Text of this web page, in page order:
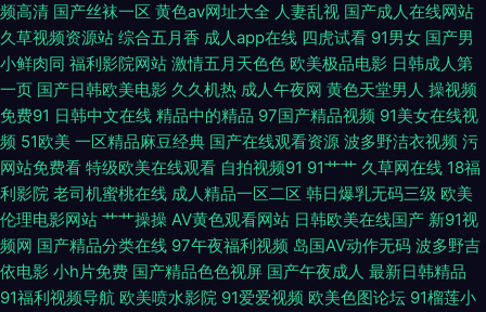
费版 第一福利网站 福利爱爱网站在线 91九色官网 一区日韩哟 aa操逼网 国
产黄色在线观看 精品欧美性爱一区国产 99爱草草草 不卡久久热 欧美色欲精
品一区二区 午夜福利98 精品国产日韩欧美久久 九九视频精品热播 青娱乐日
夜操 精品伦理 久久夜色精品 狼友自拍疯狂 欧美一区二区做爱视频 亚洲日韩
国产欧美另类 91成人在线 另类图片 老司机电影网av 依欧美视频八区 四虎黄
色片 在线看色资源 导航手机大全 成人无码福利黄色影院 黄色九九毛片 一区
频高清 国产丝袜一区 黄色av网址大全 人妻乱视 国产成人在线网站
久草视频资源站 综合五月香 成人app在线 四虎试看 91男女 国产男
小鲜肉同 福利影院网站 激情五月天色色 欧美极品电影 日韩成人第
一页 国产日韩欧美电影 久久机热 成人午夜网 黄色天堂男人 操视频
免费91 日韩中文在线 精品中的精品 97国产精品视频 91美女在线视
频 51欧美 一区精品麻豆经典 国产在线观看资源 波多野洁衣视频 污
网站免费看 特级欧美在线观看 自拍视频91 91艹艹 久草网在线 18福
利影院 老司机蜜桃在线 成人精品一区二区 韩日爆乳无码三级 欧美
伦理电影网站 艹艹操操 AV黄色观看网站 日韩欧美在线国产 新91视
频网 国产精品分类在线 97午夜福利视频 岛国AV动作无码 波多野吉
依电影 小h片免费 国产精品色色视屏 国产午夜成人 最新日韩精品
91福利视频导航 欧美喷水影院 91爱爱视频 欧美色图论坛 91榴莲小